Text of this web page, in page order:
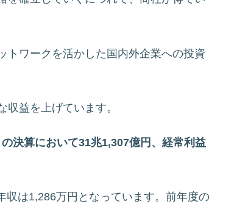
トワークを活かした国内外企業への投資
益を上げています。
決算において31兆1,307億円、経常利益
は1,286万円となっています。前年度の